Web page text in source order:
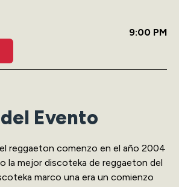
9:00 PM
Evento
reggaeton comenzo en el año 2004
la mejor discoteka de reggaeton del
marco una era un comienzo